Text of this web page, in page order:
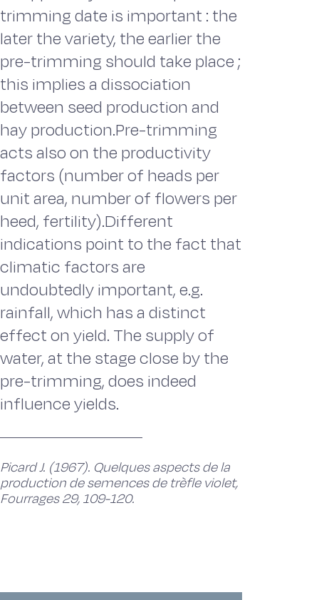
trimming date is important : the
later the variety, the earlier the
pre-trimming should take place ;
this implies a dissociation
between seed production and
hay production.Pre-trimming
acts also on the productivity
factors (number of heads per
unit area, number of flowers per
heed, fertility).Different
indications point to the fact that
climatic factors are
undoubtedly important, e.g.
rainfall, which has a distinct
effect on yield. The supply of
water, at the stage close by the
pre-trimming, does indeed
influence yields.
Picard J. (1967). Quelques aspects de la
production de semences de trèfle violet,
Fourrages 29, 109-120.